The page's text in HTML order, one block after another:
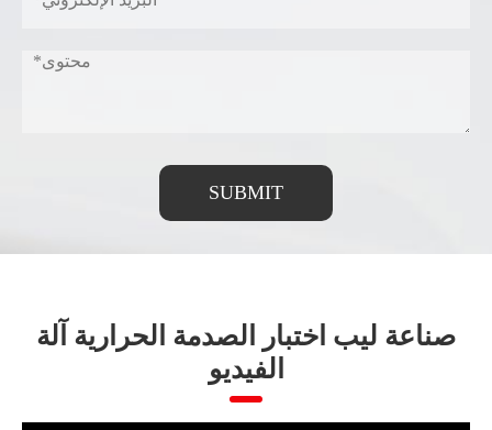
SUBMIT
صناعة ليب اختبار الصدمة الحرارية آلة
الفيديو